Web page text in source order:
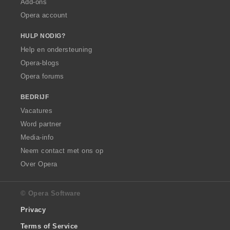
Add-ons
Opera account
HULP NODIG?
Help en ondersteuning
Opera-blogs
Opera forums
BEDRIJF
Vacatures
Word partner
Media-info
Neem contact met ons op
Over Opera
© Opera Software
Privacy
Terms of Service